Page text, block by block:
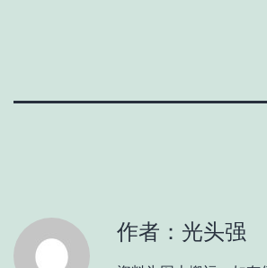
作者：光头强